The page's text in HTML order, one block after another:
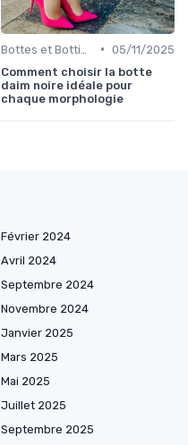
• 05/11/2025
Comment choisir la botte
daim noire idéale pour
chaque morphologie
Février 2024
Avril 2024
Septembre 2024
Novembre 2024
Janvier 2025
Mars 2025
Mai 2025
Juillet 2025
Septembre 2025